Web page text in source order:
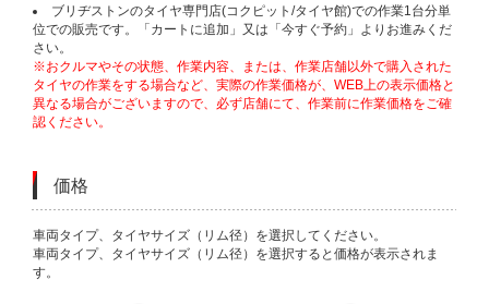
ブリヂストンのタイヤ専門店(コクピット/タイヤ館)での作業1台分単
位での販売です。「カートに追加」又は「今すぐ予約」よりお進みくだ
さい。
※おクルマやその状態、作業内容、または、作業店舗以外で購入された
タイヤの作業をする場合など、実際の作業価格が、WEB上の表示価格と
異なる場合がございますので、必ず店舗にて、作業前に作業価格をご確
認ください。
価格
VARIATIONS
車両タイプ、タイヤサイズ（リム径）を選択してください。
車両タイプ、タイヤサイズ（リム径）を選択すると価格が表示されま
す。